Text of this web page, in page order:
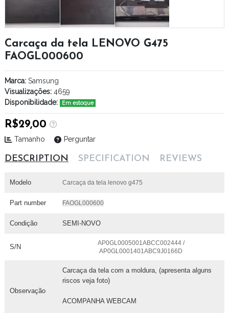
Carcaça da tela LENOVO G475
FAOGL000600
DESCRIPTION SPECIFICATION REVIEWS
Modelo Carcaça da tela lenovo g475
Part number FAOGL000600
Condição SEMI-NOVO
S/N
AP0GL0005001ABCC002444 /
AP0GL0001401ABC9J0166D
Observação
Carcaça da tela com a moldura, (apresenta alguns
riscos veja foto)
ACOMPANHA WEBCAM
Marca: Samsung
Visualizações: 4659
Disponibilidade:
Em estoque
R$29,00
Tamanho Perguntar